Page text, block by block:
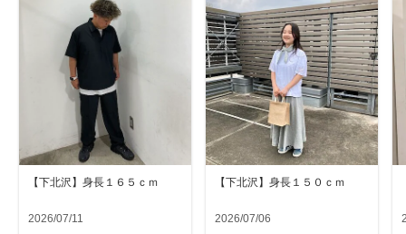
【下北沢】身長１６５ｃｍ
2026/07/11
【下北沢】身長１５０ｃｍ
2026/07/06